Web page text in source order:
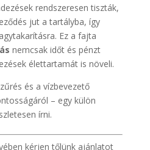
rendszeresen tiszták,
jut a tartályba, így
Ez a fajta
nemcsak időt és pénzt
élettartamát is növeli.
és a vízbevezető
– egy külön
írni.
kérjen tőlünk ajánlatot